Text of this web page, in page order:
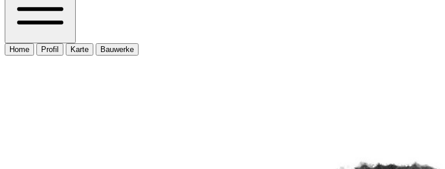
Home Profil Karte Bauwerke